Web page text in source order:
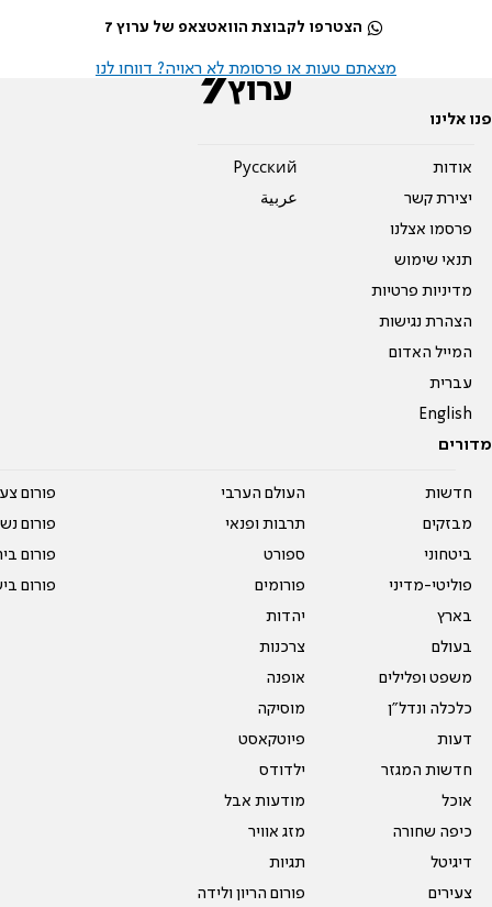
הצטרפו לקבוצת הוואטצאפ של ערוץ 7
מצאתם טעות או פרסומת לא ראויה? דווחו לנו
פנו אלינו
אודות
יצירת קשר
פרסמו אצלנו
תנאי שימוש
מדיניות פרטיות
הצהרת נגישות
המייל האדום
עברית
English
Pусский
عربية
מדורים
חדשות
מבזקים
ביטחוני
פוליטי-מדיני
בארץ
בעולם
משפט ופלילים
כלכלה ונדל"ן
דעות
חדשות המגזר
אוכל
כיפה שחורה
דיגיטל
צעירים
העולם הערבי
תרבות ופנאי
ספורט
פורומים
יהדות
צרכנות
אופנה
מוסיקה
פיוטקאסט
ילדודס
מודעות אבל
מזג אוויר
תגיות
פורום הריון ולידה
פורום
פורום
פורום
פורום